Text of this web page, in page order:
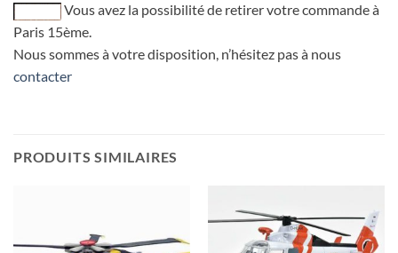
Vous avez la possibilité de retirer votre commande à
Paris 15ème.
Nous sommes à votre disposition, n’hésitez pas à nous
contacter
PRODUITS SIMILAIRES